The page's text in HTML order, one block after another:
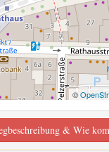
©
& Wie